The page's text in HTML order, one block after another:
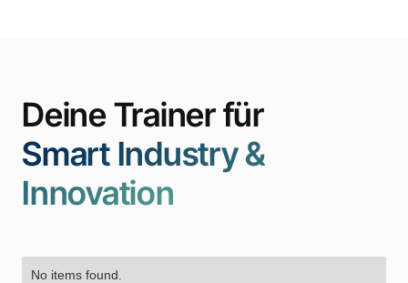
Deine Trainer für
Smart Industry &
Innovation
No items found.